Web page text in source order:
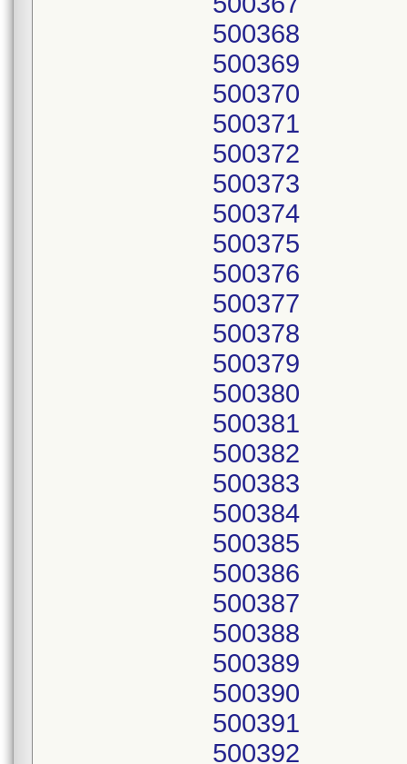
500368
500369
500370
500371
500372
500373
500374
500375
500376
500377
500378
500379
500380
500381
500382
500383
500384
500385
500386
500387
500388
500389
500390
500391
500392